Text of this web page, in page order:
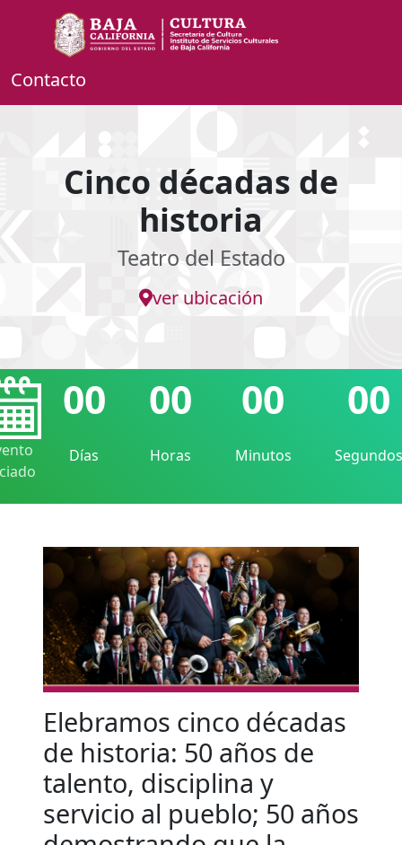
Contacto
Cinco décadas de
historia
Teatro del Estado
ver ubicación
00
Días
00
Horas
00
Minutos
00
Segundos
Elebramos cinco décadas
de historia: 50 años de
talento, disciplina y
servicio al pueblo; 50 años